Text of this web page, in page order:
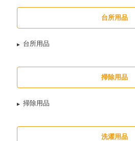
台所用品
台所用品
掃除用品
掃除用品
洗濯用品